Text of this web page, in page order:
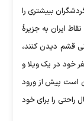
ببیشتری را
ایران به جزیرۀ
قشم دیدن کنند،
خود در یک ویلا و
است پیش از ورود
راحتی را برای خود